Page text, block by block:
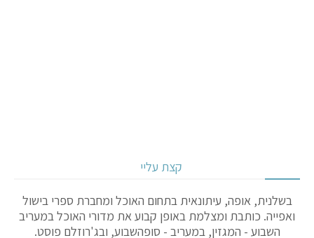
קצת עליי
בשלנית, אופה, עיתונאית בתחום האוכל ומחברת ספרי בישול
ואפייה. כותבת ומצלמת באופן קבוע את מדורי האוכל במעריב
השבוע - המגזין, במעריב - סופהשבוע, ובג'רוזלם פוסט.